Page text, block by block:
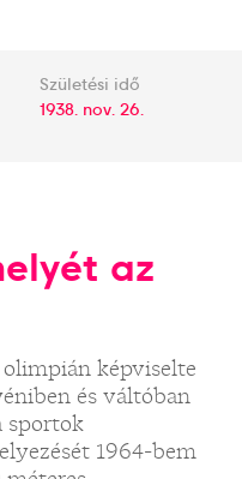
Születési idő
1938. nov. 26.
az
képviselte
és váltóban
sportok
1964-bem